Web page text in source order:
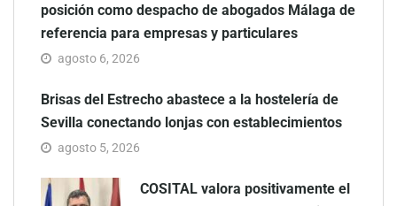
posición como despacho de abogados Málaga de
referencia para empresas y particulares
agosto 6, 2026
Brisas del Estrecho abastece a la hostelería de
Sevilla conectando lonjas con establecimientos
agosto 5, 2026
COSITAL valora positivamente el